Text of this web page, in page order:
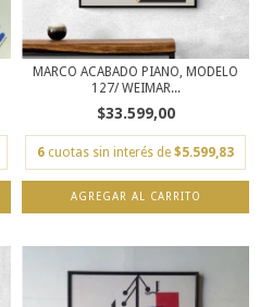
MARCO ACABADO PIANO, MODELO
127/ WEIMAR...
$33.599,00
6 cuotas sin interés de $5.599,83
AGREGAR AL CARRITO